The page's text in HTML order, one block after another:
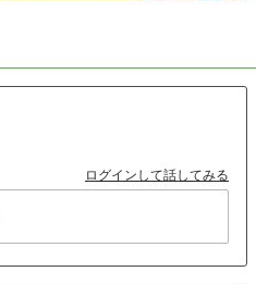
ログインして話してみる